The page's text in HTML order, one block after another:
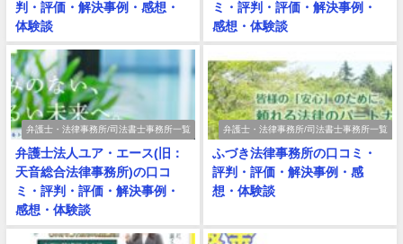
判・評価・解決事例・感想・
体験談
ミ・評判・評価・解決事例・
感想・体験談
弁護士・法律事務所/司法書士事務所一覧
弁護士法人ユア・エース(旧：
天音総合法律事務所)の口コ
ミ・評判・評価・解決事例・
感想・体験談
弁護士・法律事務所/司法書士事務所一覧
ふづき法律事務所の口コミ・
評判・評価・解決事例・感
想・体験談